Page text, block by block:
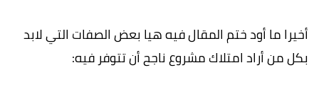
أخيرا ما أود ختم المقال فيه هيا بعض الصفات التي لابد
بكل من أراد امتلاك مشروع ناجح أن تتوفر فيه: